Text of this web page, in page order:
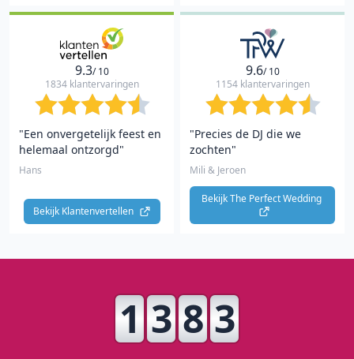
9.3/ 10
1834 klantervaringen
"Een onvergetelijk feest en
helemaal ontzorgd"
Hans
Bekijk Klantenvertellen
9.6/ 10
1154 klantervaringen
"Precies de DJ die we
zochten"
Mili & Jeroen
Bekijk The Perfect Wedding
1 3 8 3